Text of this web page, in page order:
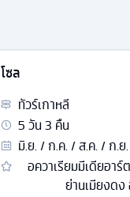
โซล
ทัวร์เกาหลี
5วัน3 คืน
มิ.ย. / ก.ค. / ส.ค. / ก.ย.
อควาเรียมมีเดียอา
ย่านเมียงดง